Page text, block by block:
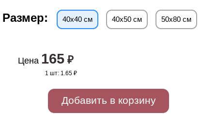
Размер: 40х40 см 40х50 см 50х80 см
Цена 165₽
1 шт:1.65 ₽
Добавить в корзину